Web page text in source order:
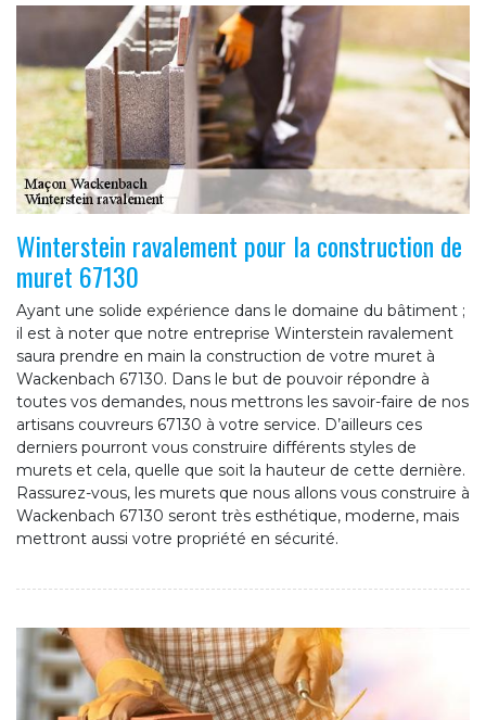
Winterstein ravalement pour la construction de
muret 67130
Ayant une solide expérience dans le domaine du bâtiment ;
il est à noter que notre entreprise Winterstein ravalement
saura prendre en main la construction de votre muret à
Wackenbach 67130. Dans le but de pouvoir répondre à
toutes vos demandes, nous mettrons les savoir-faire de nos
artisans couvreurs 67130 à votre service. D’ailleurs ces
derniers pourront vous construire différents styles de
murets et cela, quelle que soit la hauteur de cette dernière.
Rassurez-vous, les murets que nous allons vous construire à
Wackenbach 67130 seront très esthétique, moderne, mais
mettront aussi votre propriété en sécurité.